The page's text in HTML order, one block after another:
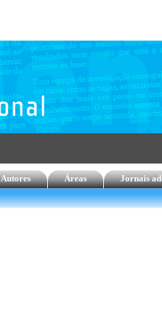
Autores Áreas Jornais